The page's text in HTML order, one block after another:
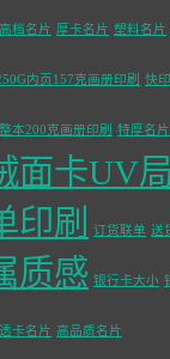
档名片 厚卡名片 塑料名片
内页157克画册印刷 快
整本200克画册印刷 特厚名片
面卡UV
印刷 订货联单 送
质感 银行卡大小
卡名片 高品质名片